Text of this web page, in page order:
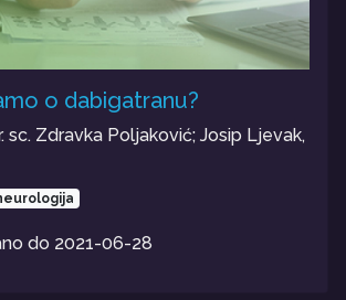
o dabigatranu?
sc. Zdravka Poljaković; Josip Ljevak,
do 2021-06-28